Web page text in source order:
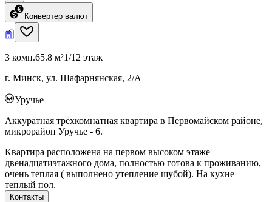
Конвертер валют
3 комн.65.8 м²1/12 этаж
г. Минск, ул. Шафарнянская, 2/А
Уручье
Аккуратная трёхкомнатная квартира в Первомайском районе,
микрорайон Уручье - 6.
Квартира расположена на первом высоком этаже
двенадцатиэтажного дома, полностью готова к проживанию,
очень теплая ( выполнено утепление шубой). На кухне
теплый пол.
Контакты